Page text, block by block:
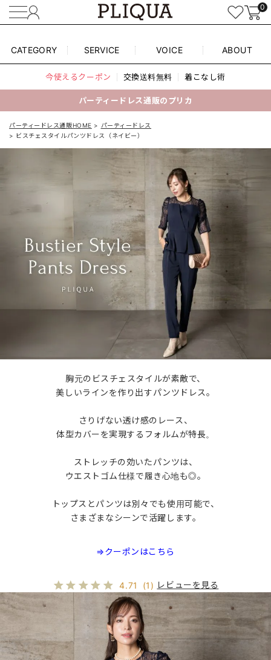
0
CATEGORY SERVICE VOICE ABOUT
今使えるクーポン 交換送料無料 着こなし術
パーティードレス通販のプリカ
パーティードレス通販HOME
パーティードレス
ビスチェスタイルパンツドレス（ネイビー）
胸元のビスチェスタイルが素敵で、
美しいラインを作り出すパンツドレス。
さりげない透け感のレース、
体型カバーを実現するフォルムが特長。
ストレッチの効いたパンツは、
ウエストゴム仕様で履き心地も◎。
トップスとパンツは別々でも使用可能で、
さまざまなシーンで活躍します。
⇒クーポンはこちら
4.71 (1) レビューを見る